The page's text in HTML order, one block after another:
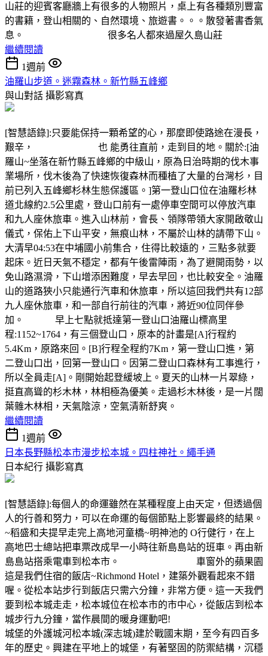
山莊的迎賓客廳牆上有很多的人物照片，桌上有各種類別豐富
的書籍，登山相關的、自然環境、旅遊書。。。散發著書香氣
息。 很多名人都來過屋久島山莊
繼續閱讀
1週前
油羅山步道。迷霧森林。新竹縣五峰鄉
與山對話 攝影寫真
[智慧語錄]:只要能保持一顆希望的心，那麼即使路途在漫長，
艱辛， 也 能勇往直前，走到目的地。關於:[油
羅山~坐落在新竹縣五峰鄉的中級山，原為日治時期的伐木事
業場所，伐木後為了快速恢復森林而種植了大量的台灣杉，目
前已列入五峰鄉杉林生態保護區。]第一登山口位在油羅杉林
道北線約2.5公里處，登山口前有一處停車空間可以停放汽車
和九人座休旅車。進入山林前，會長、領隊帶領大家開啟敬山
儀式，保佑上下山平安，無痕山林，不屬於山林的請帶下山。
大清早04:53在中埔國小前集合，住得比較遠的，三點多就要
起床。近日天氣不穩定，都有午後雷陣雨，為了避開雨勢，以
免山路濕滑，下山增添困難度，早去早回，也比較安全。油羅
山的道路狹小只能通行汽車和休旅車，所以這回我們共有12部
九人座休旅車，和一部自行前往的汽車，將近90位同伴參
加。 早上七點就抵達第一登山口油羅山標高里
程:1152~1764，有三個登山口，原本的計畫是[A]行程約
5.4Km，原路來回。[B]行程全程約7Km，第一登山口進，第
二登山口出，回第一登山口。因第二登山口森林有工事進行，
所以全員走[A]。剛開始起登緩坡上。夏天的山林一片翠綠，
挺直高聳的杉木林，林相極為優美。走過杉木林後，是一片闊
葉雜木林相，天氣陰涼，空氣清新舒爽。
繼續閱讀
1週前
日本長野縣松本市漫步松本城。四柱神社。繩手通
日本紀行 攝影寫真
[智慧語錄]:每個人的命運雖然在某種程度上由天定，但透過個
人的行善和努力，可以在命運的每個節點上影響最終的結果。
~稻盛和夫提早走完上高地河童橋~明神池的 O行健行，在上
高地巴士總站把車票改成早一小時往新島島站的班車。再由新
島島站搭乘電車到松本市。 車窗外的蘋果園
這是我們住宿的飯店~Richmond Hotel，建築外觀看起來不錯
喔。從松本站步行到飯店只需六分鐘，非常方便。這一天我們
要到松本城走走，松本城位在松本市的市中心，從飯店到松本
城步行九分鐘，當作晨間的暖身運動吧!
城堡的外護城河松本城(深志城)建於戰國末期，至今有四百多
年的歷史。興建在平地上的城堡，有著堅固的防禦結構，沉穩